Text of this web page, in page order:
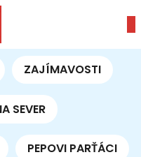
ZAJÍMAVOSTI
SEVER
PEPOVI PARŤÁCI